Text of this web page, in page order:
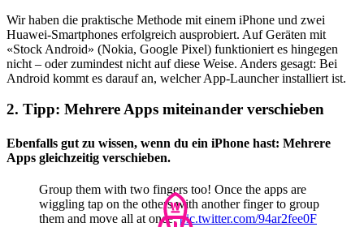
Wir haben die praktische Methode mit einem iPhone und zwei
Huawei-Smartphones erfolgreich ausprobiert. Auf Geräten mit
«Stock Android» (Nokia, Google Pixel) funktioniert es hingegen
nicht – oder zumindest nicht auf diese Weise. Anders gesagt: Bei
Android kommt es darauf an, welcher App-Launcher installiert ist.
2. Tipp: Mehrere Apps miteinander verschieben
Ebenfalls gut zu wissen, wenn du ein iPhone hast: Mehrere
Apps gleichzeitig verschieben.
Group them with two fingers too! Once the apps are
wiggling tap on the others with another finger to group
them and move all at once.pic.twitter.com/94ar2fee0F